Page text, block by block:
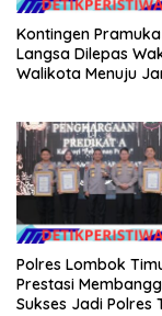
Kontingen
Langsa Dilepas
Walikota Menuju
Polres Lombok
Prestasi
Sukses Jadi Polres